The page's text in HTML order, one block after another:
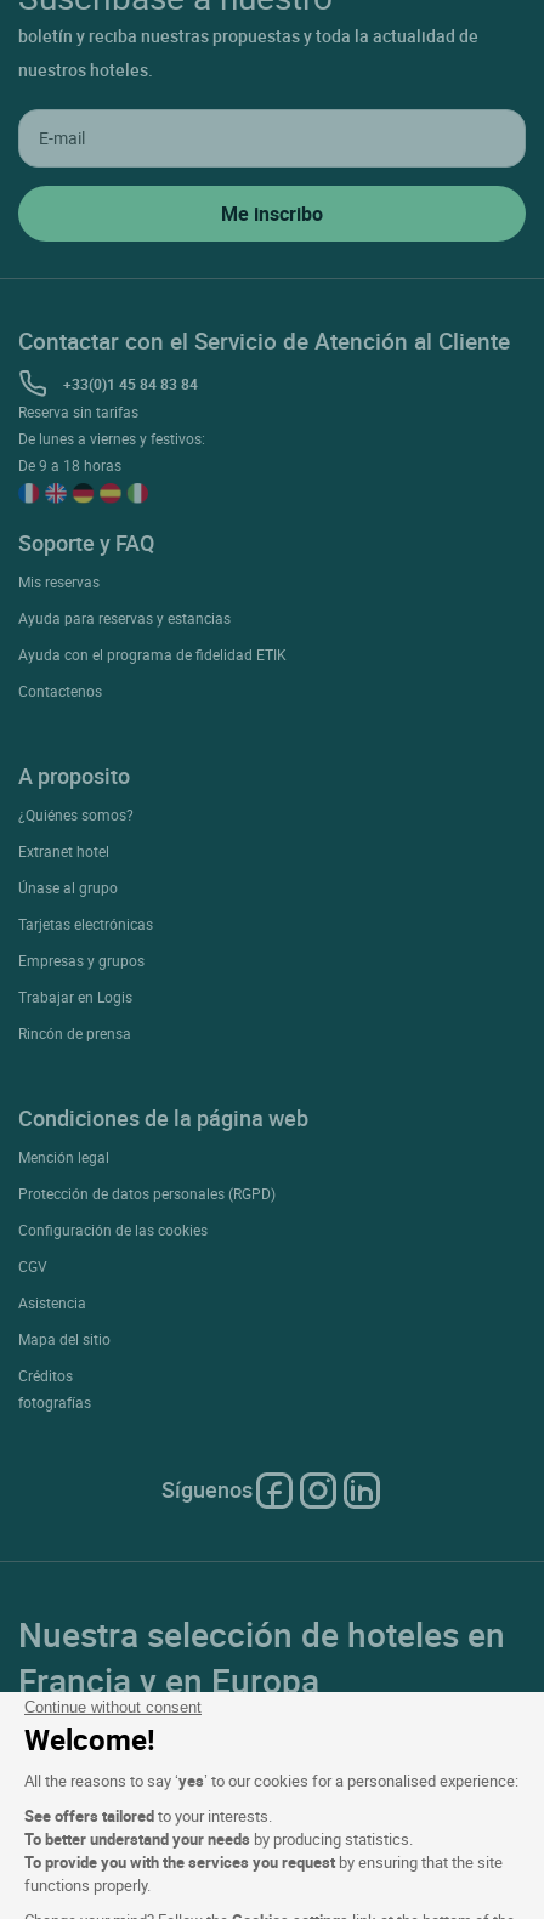
Continue without consent
Welcome!
All the reasons to say ‘yes’ to our cookies for a personalised experience:
See offers tailoredto your interests.
To better understand your needs by producing statistics.
To provide you with the services you request by ensuring that the site
functions properly.
boletín y reciba nuestras propuestas y toda la actualidad de
nuestros hoteles.
Contactar con el Servicio de Atención al Cliente
+33(0)1 45 84 83 84
Reserva sin tarifas
De lunes a viernes y festivos:
De 9 a 18 horas
Soporte y FAQ
Mis reservas
Ayuda para reservas y estancias
Ayuda con el programa de fidelidad ETIK
Contactenos
A proposito
¿Quiénes somos?
Extranet hotel
Únase al grupo
Tarjetas electrónicas
Empresas y grupos
Trabajar en Logis
Rincón de prensa
Condiciones de la página web
Mención legal
Protección de datos personales (RGPD)
Configuración de las cookies
CGV
Asistencia
Mapa del sitio
Créditos
fotografías
Síguenos
Nuestra selección de hoteles en
Francia y en Europa
Top de países
Top de regiones
Top de ciudades
Top de hoteles